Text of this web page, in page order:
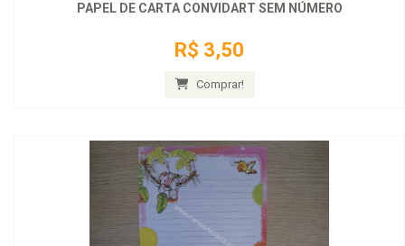
PAPEL DE CARTA CONVIDART SEM NÚMERO
R$ 3,50
Comprar!